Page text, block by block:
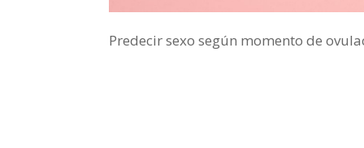
Predecir sexo según momento de